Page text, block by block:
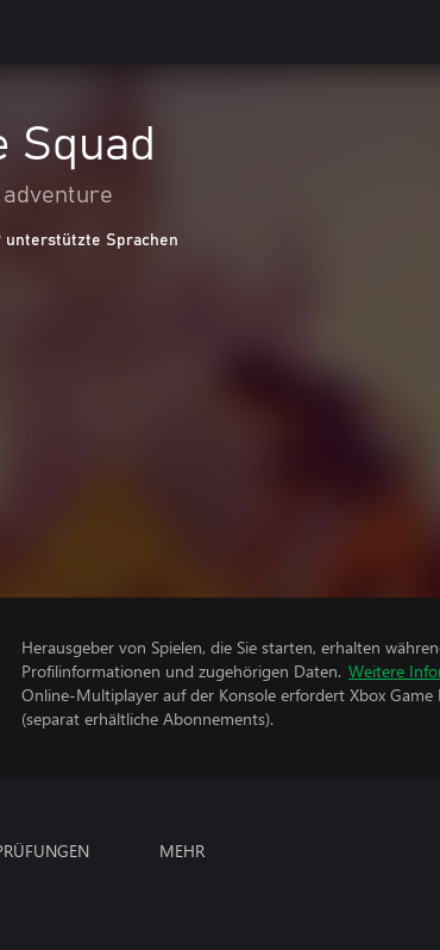
Squad
unterstützte Sprachen
Herausgeber von Spielen, die Sie starten, erhalten
Profilinformationen und zugehörigen Daten. Weitere
Online-Multiplayer auf der Konsole erfordert Xbox Game
(separat erhältliche Abonnements).
MEHR